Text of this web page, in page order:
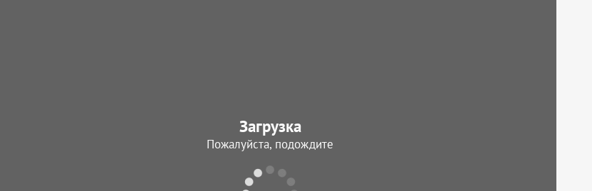
Загрузка
Пожалуйста, подождите